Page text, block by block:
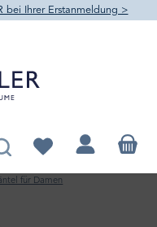
bei Ihrer Erstanmeldung >
Du hast 0 Produkte
für Damen